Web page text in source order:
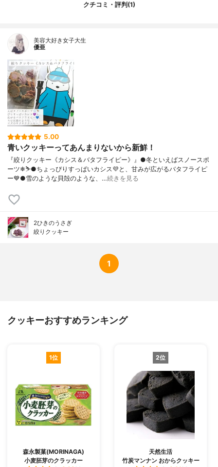
クチコミ・評判(1)
美容大好き女子大生
優亜
5.00
青いクッキーってあんまりないから新鮮！
『絞りクッキー《カシス＆バタフライピー》』●冬といえばスノースポ
ーツ❄⛷️●ちょっぴりすっぱいカシス💜と、甘みが広がるバタフライピ
ー💙●雪のような貝殻のような、…続きを見る
2ひきのうさぎ
絞りクッキー
1
クッキーおすすめランキング
1位
森永製菓(MORINAGA)
小麦胚芽のクラッカー
2位
天然生活
竹炭マンナン おからクッキー